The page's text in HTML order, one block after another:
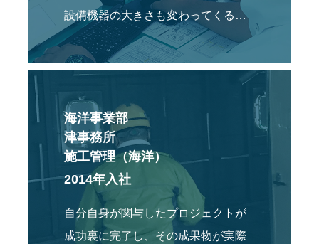
設備機器の大きさも変わってくるの
ですがその現場にあった調整や設定
を行います。
海洋事業部
津事務所
施工管理（海洋）
2014年入社
自分自身が関与したプロジェクトが
成功裏に完了し、その成果物が実際